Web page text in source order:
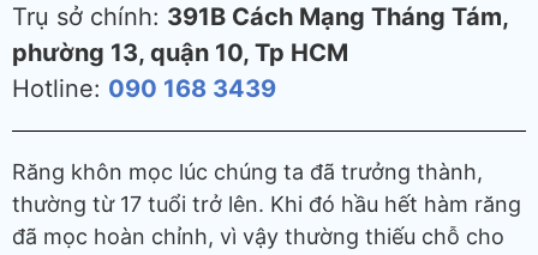
Trụ sở chính: 391B Cách Mạng Tháng Tám,
phường 13, quận 10, Tp HCM
Hotline: 090 168 3439
Răng khôn mọc lúc chúng ta đã trưởng thành,
thường từ 17 tuổi trở lên. Khi đó hầu hết hàm răng
đã mọc hoàn chỉnh, vì vậy thường thiếu chỗ cho